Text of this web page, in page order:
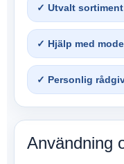
✓ Utvalt
✓ Hjälp med
✓ Personlig
Användning